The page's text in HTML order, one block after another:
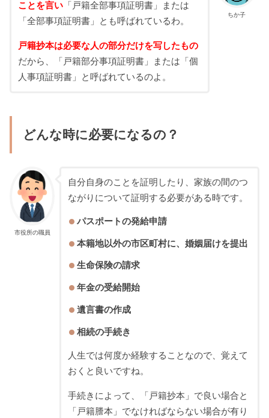
ちか子
ことを言い「戸籍全部事項証明書」または
「全部事項証明書」とも呼ばれているわ。
戸籍抄本は必要な人の部分だけを写したもの
だから、「戸籍部分事項証明書」または「個
人事項証明書」と呼ばれているのよ。
どんな時に必要になるの？
市役所の職員
自分自身のことを証明したり、家族の間のつ
ながりについて証明する必要がある時です。
パスポートの発給申請
本籍地以外の市区町村に、婚姻届けを提出
生命保険の請求
年金の受給開始
遺言書の作成
相続の手続き
人生では何度か経験することなので、覚えて
おくと良いですね。
手続きによって、「戸籍抄本」で良い場合と
「戸籍謄本」でなければならない場合が有り